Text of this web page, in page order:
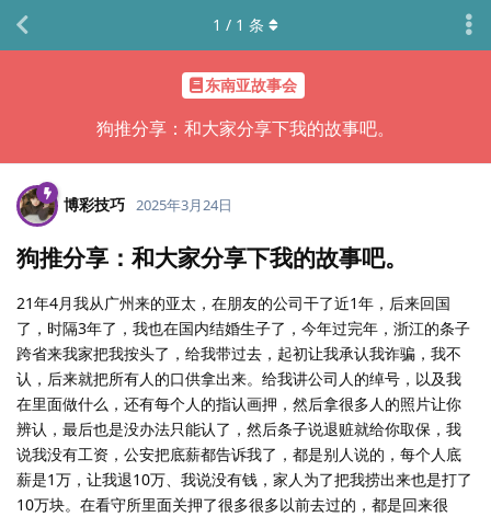
东南亚故事会
狗推分享：和大家分享下我的故事吧。
1 / 1 条
博彩技巧 2025年3月24日
狗推分享：和大家分享下我的故事吧。
21年4月我从广州来的亚太，在朋友的公司干了近1年，后来回国
了，时隔3年了，我也在国内结婚生子了，今年过完年，浙江的条子
跨省来我家把我按头了，给我带过去，起初让我承认我诈骗，我不
认，后来就把所有人的口供拿出来。给我讲公司人的绰号，以及我
在里面做什么，还有每个人的指认画押，然后拿很多人的照片让你
辨认，最后也是没办法只能认了，然后条子说退赃就给你取保，我
说我没有工资，公安把底薪都告诉我了，都是别人说的，每个人底
薪是1万，让我退10万、我说没有钱，家人为了把我捞出来也是打了
10万块。在看守所里面关押了很多很多以前去过的，都是回来很